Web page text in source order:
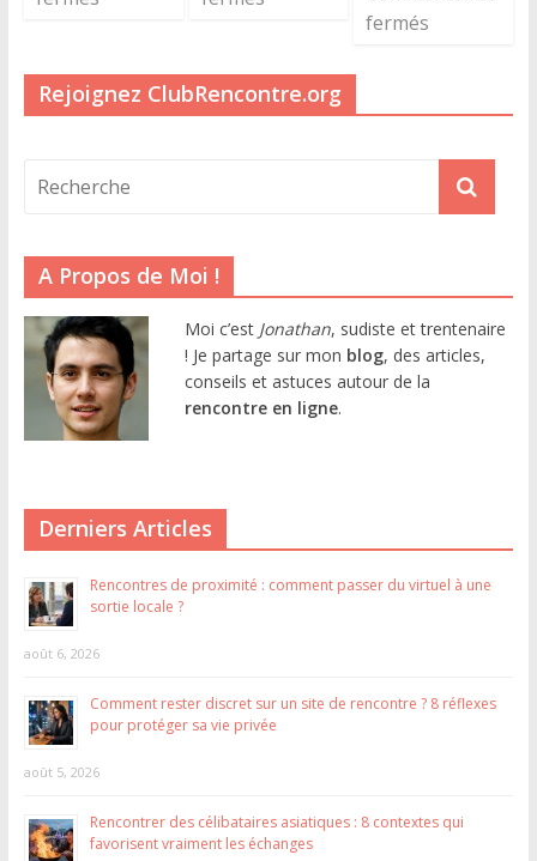
fermés
Rejoignez ClubRencontre.org
A Propos de Moi !
Moi c’est Jonathan, sudiste et trentenaire
! Je partage sur mon blog, des articles,
conseils et astuces autour de la
rencontre en ligne.
Derniers Articles
Rencontres de proximité : comment passer du virtuel à une
sortie locale ?
août 6, 2026
Comment rester discret sur un site de rencontre ? 8 réflexes
pour protéger sa vie privée
août 5, 2026
Rencontrer des célibataires asiatiques : 8 contextes qui
favorisent vraiment les échanges